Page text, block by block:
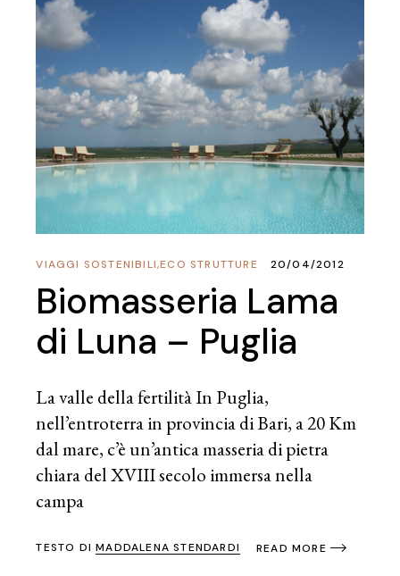
ECO STRUTTURE
,
VIAGGI SOSTENIBILI 20/04/2012
Biomasseria Lama
di Luna – Puglia
La valle della fertilità In Puglia,
nell’entroterra in provincia di Bari, a 20 Km
dal mare, c’è un’antica masseria di pietra
chiara del XVIII secolo immersa nella
campa
TESTO DIMADDALENA STENDARDI READ MORE